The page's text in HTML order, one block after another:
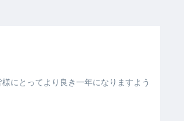
にとってより良き一年になりますよう